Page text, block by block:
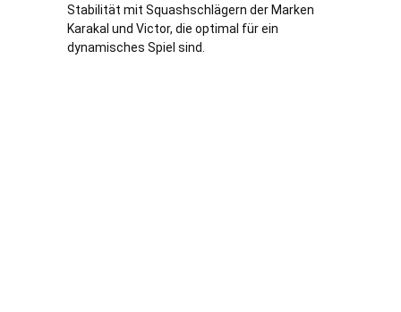
Stabilität mit Squashschlägern der Marken
Karakal und Victor, die optimal für ein
dynamisches Spiel sind.